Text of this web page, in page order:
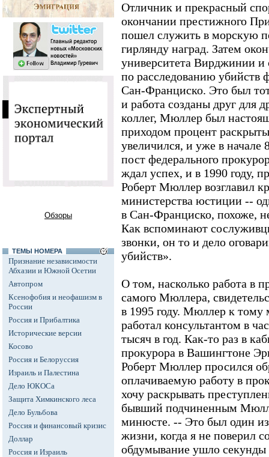
Обзоры
ТЕМЫ НОМЕРА
Признание независимости
Абхазии и Южной Осетии
Автопром
Ксенофобия и неофашизм в
России
Россия и Прибалтика
Исторические версии
Косово
Россия и Белоруссия
Израиль и Палестина
Дело ЮКОСа
Защита Химкинского леса
Дело Бульбова
Россия и финансовый кризис
Доллар
Россия и Израиль
Отличник и прекрасный
окончании престижного
пошел служить в морскую
гирлянду наград. Затем
университета Вирджинии и
по расследованию убийств
Сан-Франциско. Это был
и работа созданы друг для
коллег, Мюллер был
приходом процент
увеличился, и уже в
пост федерального
ждал успех, и в 1990 году,
Роберт Мюллер возглавил
министерства юстиции --
в Сан-Франциско, похоже,
Как вспоминают
звонки, он то и дело
убийств».
О том, насколько работа в
самого Мюллера,
в 1995 году. Мюллер к тому
работал консультантом в
тысяч в год. Как-то раз в
прокурора в Вашингтоне
Роберт Мюллер просился
оплачиваемую работу в
хочу раскрывать
бывший подчиненным
минюсте. -- Это был один
жизни, когда я не поверил
обдумывание ушло секунды